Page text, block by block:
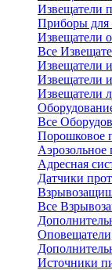
Извещатели
Приборы для
Извещатели
Все
Извещатели
Извещатели
Извещатели
Все
Порошковое
Адресная
Датчики
Все
Источники